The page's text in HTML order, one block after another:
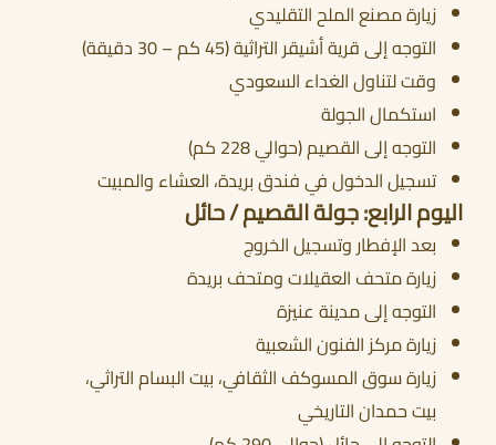
زيارة مصنع الملح التقليدي
التوجه إلى قرية أشيقر التراثية (45 كم – 30 دقيقة)
وقت لتناول الغداء السعودي
استكمال الجولة
التوجه إلى القصيم (حوالي 228 كم)
تسجيل الدخول في فندق بريدة، العشاء والمبيت
اليوم الرابع: جولة القصيم / حائل
بعد الإفطار وتسجيل الخروج
زيارة متحف العقيلات ومتحف بريدة
التوجه إلى مدينة عنيزة
زيارة مركز الفنون الشعبية
زيارة سوق المسوكف الثقافي، بيت البسام التراثي،
بيت حمدان التاريخي